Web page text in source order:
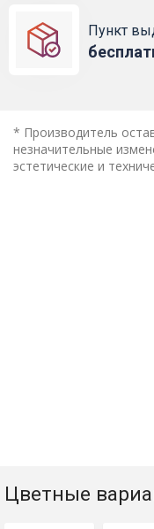
Пункт
* Производитель
незначительные
эстетические и
Цветные